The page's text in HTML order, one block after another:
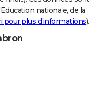
nationale, de la
pour plus d'informations).